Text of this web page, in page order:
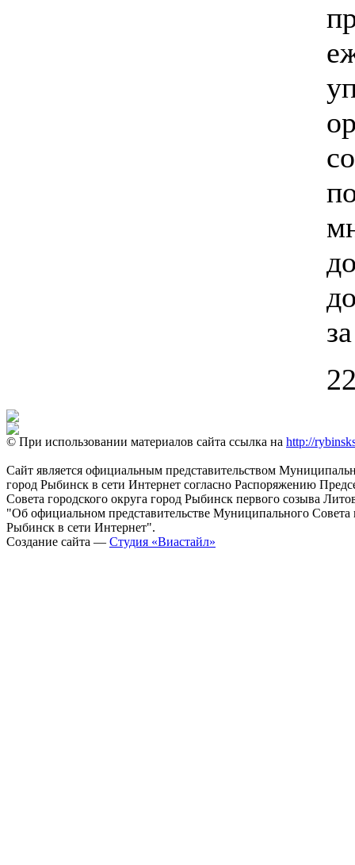
© При использовании материалов сайта ссылка на http://
Сайт является официальным представительством
город Рыбинск в сети Интернет согласно Распоряжению
Совета городского округа город Рыбинск первого созыва
"Об официальном представительстве Муниципального Совета
Рыбинск в сети Интернет".
Создание сайта — Студия «Виастайл»